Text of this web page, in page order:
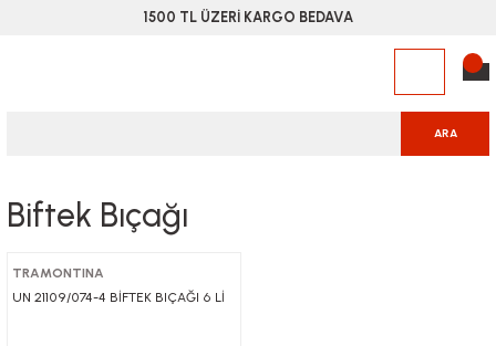
1500 TL ÜZERİ KARGO BEDAVA
ARA
Biftek Bıçağı
TRAMONTINA
UN 21109/074-4 BİFTEK BIÇAĞI 6 Lİ